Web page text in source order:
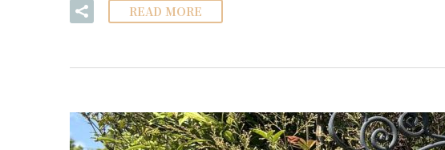
READ MORE